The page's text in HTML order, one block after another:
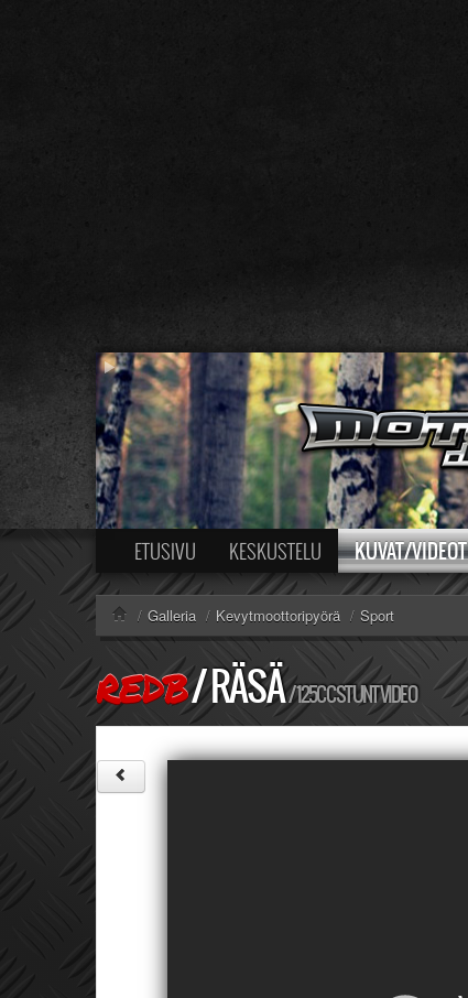
ETUSIVU KESKUSTELU KUVAT/VIDEOT
/ Galleria / Kevytmoottoripyörä / Sport
REDB/RÄSÄ/ 125CC STUNT VIDEO